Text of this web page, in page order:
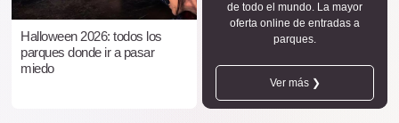
Halloween 2026: todos los
parques donde ir a pasar
miedo
de todo el mundo. La mayor
oferta online de entradas a
parques.
Ver más ❯